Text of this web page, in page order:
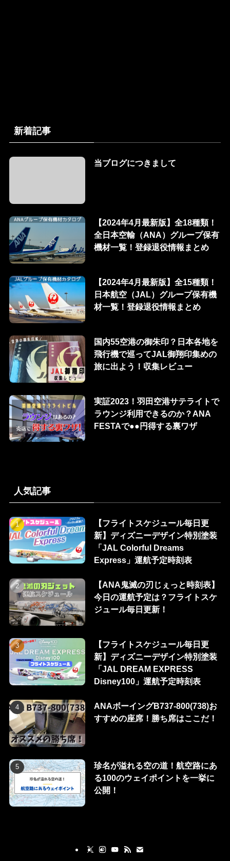
新着記事
当ブログにつきまして
【2024年4月最新版】全18種類！
全日本空輸（ANA）グループ保有
機材一覧！登録退役情報まとめ
【2024年4月最新版】全15種類！
日本航空（JAL）グループ保有機
材一覧！登録退役情報まとめ
国内55空港の御朱印？日本各地を
飛行機で巡ってJAL御翔印集めの
旅に出よう！収集レビュー
実証2023！羽田空港サテライトで
ラウンジ利用できるのか？ANA
FESTAで●●円得する裏ワザ
人気記事
【フライトスケジュール毎日更
新】ディズニーデザイン特別塗装
「JAL Colorful Dreams
Express」運航予定時刻表
【ANA鬼滅の刃じぇっと時刻表】
今日の運航予定は？フライトスケ
ジュール毎日更新！
【フライトスケジュール毎日更
新】ディズニーデザイン特別塗装
「JAL DREAM EXPRESS
Disney100」運航予定時刻表
ANAボーイングB737-800(738)お
すすめの座席！勝ち席はここだ！
珍名が溢れる空の道！航空路にあ
る100のウェイポイントを一挙に
公開！